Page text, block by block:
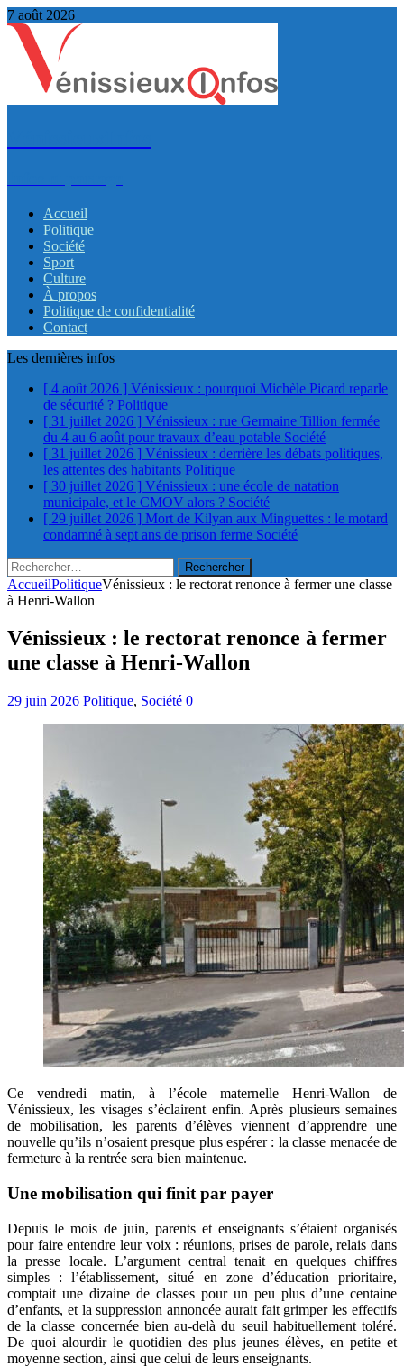
7 août 2026
Accueil
Politique
Société
Sport
Culture
À propos
Politique de confidentialité
Contact
Les dernières infos
[ 4 août 2026 ] Vénissieux : pourquoi Michèle Picard reparle
de sécurité ? Politique
[ 31 juillet 2026 ] Vénissieux : rue Germaine Tillion fermée
du 4 au 6 août pour travaux d’eau potable Société
[ 31 juillet 2026 ] Vénissieux : derrière les débats politiques,
les attentes des habitants Politique
[ 30 juillet 2026 ] Vénissieux : une école de natation
municipale, et le CMOV alors ? Société
[ 29 juillet 2026 ] Mort de Kilyan aux Minguettes : le motard
condamné à sept ans de prison ferme Société
Rechercher :
AccueilPolitiqueVénissieux : le rectorat renonce à fermer une classe
à Henri-Wallon
Vénissieux : le rectorat renonce à fermer
une classe à Henri-Wallon
29 juin 2026 Politique, Société 0
Ce vendredi matin, à l’école maternelle Henri-Wallon de
Vénissieux, les visages s’éclairent enfin. Après plusieurs semaines
de mobilisation, les parents d’élèves viennent d’apprendre une
nouvelle qu’ils n’osaient presque plus espérer : la classe menacée de
fermeture à la rentrée sera bien maintenue.
Une mobilisation qui finit par payer
Depuis le mois de juin, parents et enseignants s’étaient organisés
pour faire entendre leur voix : réunions, prises de parole, relais dans
la presse locale. L’argument central tenait en quelques chiffres
simples : l’établissement, situé en zone d’éducation prioritaire,
comptait une dizaine de classes pour un peu plus d’une centaine
d’enfants, et la suppression annoncée aurait fait grimper les effectifs
de la classe concernée bien au-delà du seuil habituellement toléré.
De quoi alourdir le quotidien des plus jeunes élèves, en petite et
moyenne section, ainsi que celui de leurs enseignants.